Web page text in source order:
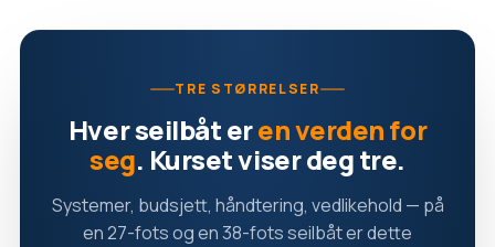
TRE STØRRELSER
Hver seilbåt eren verden for
seg. Kurset viser deg tre.
Systemer, budsjett, håndtering, vedlikehold — på
en 27-fots og en 38-fots seilbåt er dette